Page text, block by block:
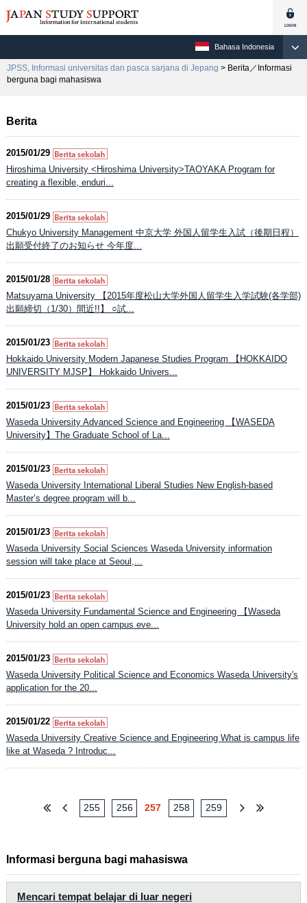
Bahasa Indonesia
JPSS, Informasi universitas dan pasca sarjana di Jepang > Berita／Informasi
berguna bagi mahasiswa
Berita
2015/01/29
Hiroshima University <Hiroshima University>TAOYAKA Program for
creating a flexible, enduri...
2015/01/29
Chukyo University Management 中京大学 外国人留学生入試（後期日程）
出願受付終了のお知らせ 今年度...
2015/01/28
Matsuyama University 【2015年度松山大学外国人留学生入学試験(各学部)
出願締切（1/30）間近!!】 ○試...
2015/01/23
Hokkaido University Modern Japanese Studies Program 【HOKKAIDO
UNIVERSITY MJSP】 Hokkaido Univers...
2015/01/23
Waseda University Advanced Science and Engineering 【WASEDA
University】The Graduate School of La...
2015/01/23
Waseda University International Liberal Studies New English-based
Master’s degree program will b...
2015/01/23
Waseda University Social Sciences Waseda University information
session will take place at Seoul,...
2015/01/23
Waseda University Fundamental Science and Engineering 【Waseda
University hold an open campus eve...
2015/01/23
Waseda University Political Science and Economics Waseda University's
application for the 20...
2015/01/22
Waseda University Creative Science and Engineering What is campus life
like at Waseda ? Introduc...
255 256 257 258 259
Informasi berguna bagi mahasiswa
Mencari tempat belajar di luar negeri